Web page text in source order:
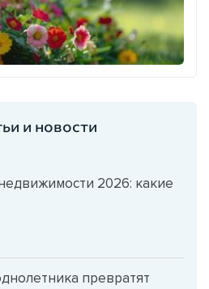
и новости
2026: какие
превратят